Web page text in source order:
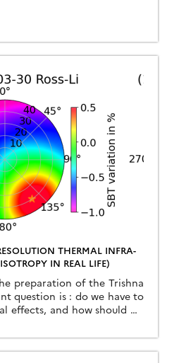
sont sans doute familiers de
notre blog. […]
THERMAL INFRA-
IN REAL LIFE)
preparation of the Trishna
question is : do we have to
and how should we
in the reflective domain,
on our blog. Well in […]